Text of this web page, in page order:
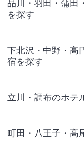
品川・羽田・蒲田
を探す
下北沢・中野・高
宿を探す
立川・調布のホテ
町田・八王子・高